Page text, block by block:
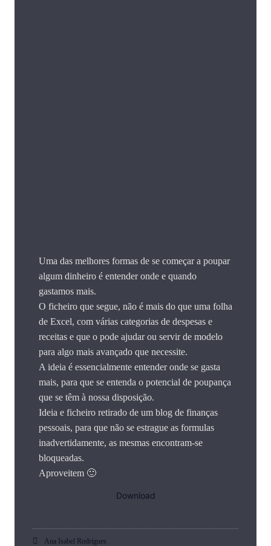
Uma das melhores formas de se começar a poupar
algum dinheiro é entender onde e quando
gastamos mais.
O ficheiro que segue, não é mais do que uma folha
de Excel, com várias categorias de despesas e
receitas e que o pode ajudar ou servir de modelo
para algo mais avançado que necessite.
A ideia é essencialmente entender onde se gasta
mais, para que se entenda o potencial de poupança
que se têm à nossa disposição.
Ideia e ficheiro retirado de um blog de finanças
pessoais, para que não se estrague as formulas
inadvertidamente, as mesmas encontram-se
bloqueadas.
Aproveitem 🙂
Download
Ana Isabel Rodrigues